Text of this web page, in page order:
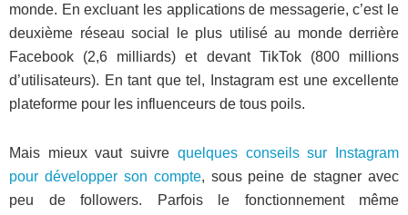
monde. En excluant les applications de messagerie, c’est le
deuxième réseau social le plus utilisé au monde derrière
Facebook (2,6 milliards) et devant TikTok (800 millions
d’utilisateurs). En tant que tel, Instagram est une excellente
plateforme pour les influenceurs de tous poils.
Mais mieux vaut suivre quelques conseils sur Instagram
pour développer son compte, sous peine de stagner avec
peu de followers. Parfois le fonctionnement même